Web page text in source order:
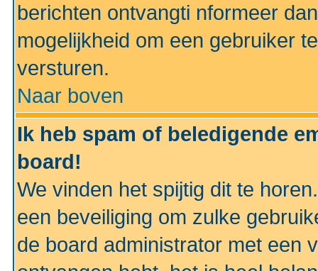
berichten ontvangti nformeer
mogelijkheid om een gebruiker
versturen.
Naar boven
Ik heb spam of beledigende
board!
We vinden het spijtig dit te
een beveiliging om zulke
de board administrator met een